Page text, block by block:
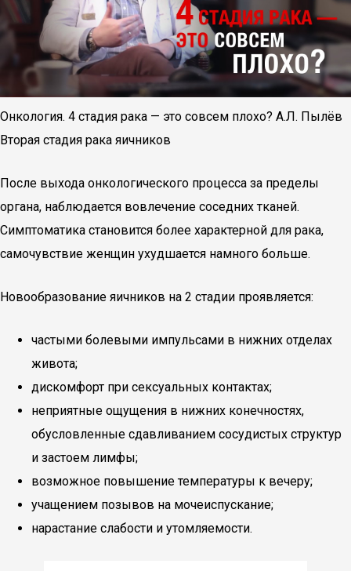
Онкология. 4 стадия рака — это совсем плохо? А.Л. Пылёв
Вторая стадия рака яичников
После выхода онкологического процесса за пределы
органа, наблюдается вовлечение соседних тканей.
Симптоматика становится более характерной для рака,
самочувствие женщин ухудшается намного больше.
Новообразование яичников на 2 стадии проявляется:
частыми болевыми импульсами в нижних отделах
живота;
дискомфорт при сексуальных контактах;
неприятные ощущения в нижних конечностях,
обусловленные сдавливанием сосудистых структур
и застоем лимфы;
возможное повышение температуры к вечеру;
учащением позывов на мочеиспускание;
нарастание слабости и утомляемости.